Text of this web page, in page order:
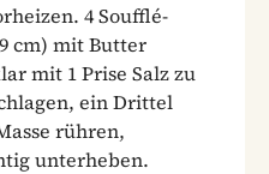
4 Soufflé-
cm) mit Butter
mit 1 Prise Salz zu
ein Drittel
rühren,
unterheben.